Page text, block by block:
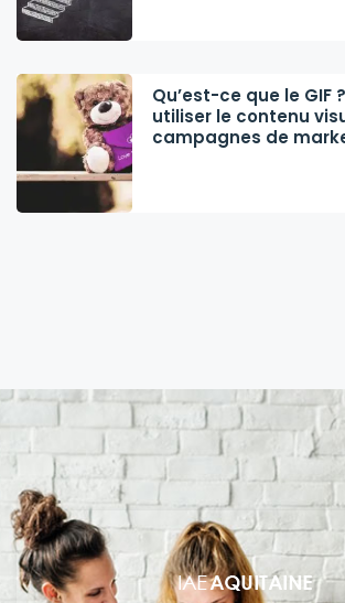
Qu’est-ce que le GIF
utiliser le contenu
campagnes de